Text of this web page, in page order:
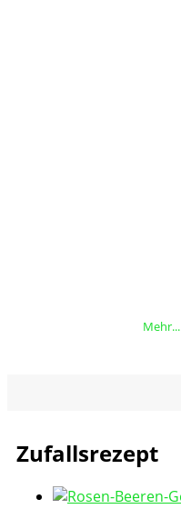
Mehr...
Zufallsrezept